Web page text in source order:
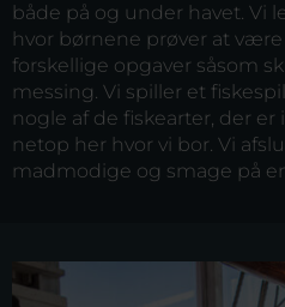
både på og under havet. Vi
hvor børnene prøver at
forskellige opgaver såsom
messing. Vi spiller et
nogle af de fiskearter, der er
netop her hvor vi bor. Vi
madmodige og smage på